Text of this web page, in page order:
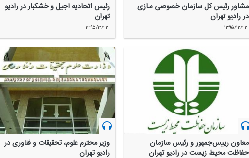
مشاور رئیس كل سازمان خصوصی سازی
در رادیو تهران
۱۳۹۵/۱۲/۲۲
رئیس اتحادیه آجیل و خشكبار در رادیو
تهران
۱۳۹۵/۱۲/۲۲
معاون رییس‌جمهور و رئیس سازمان
حفاظت محیط زیست در رادیو تهران
وزیر محترم علوم، تحقیقات و فناوری در
رادیو تهران